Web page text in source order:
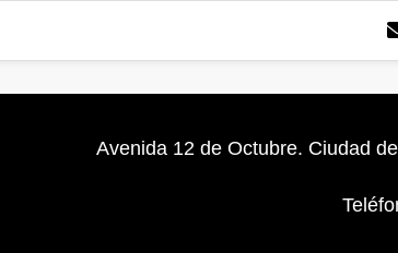
Avenida 12 de Octubre. Ciudad